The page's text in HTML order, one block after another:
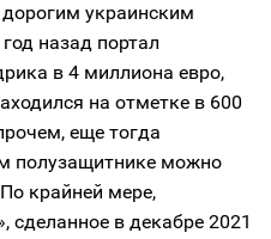
украинским
назад портал
в 4 миллиона евро,
на отметке в 600
еще тогда
полузащитнике можно
крайней мере,
сделанное в декабре 2021